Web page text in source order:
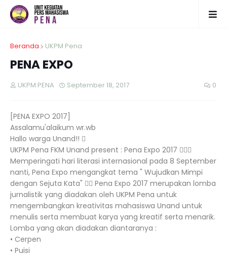
Beranda UKPM Pena
PENA EXPO
UKPM PENA September 18, 2017 0
[PENA EXPO 2017]
Assalamu'alaikum wr.wb
Hallo warga Unand!! 
UKPM Pena FKM Unand present : Pena Expo 2017 
Memperingati hari literasi internasional pada 8 September
nanti, Pena Expo mengangkat tema " Wujudkan Mimpi
dengan Sejuta Kata"  Pena Expo 2017 merupakan lomba
jurnalistik yang diadakan oleh UKPM Pena untuk
mengembangkan kreativitas mahasiswa Unand untuk
menulis serta membuat karya yang kreatif serta menarik.
Lomba yang akan diadakan diantaranya :
• Cerpen
• Puisi